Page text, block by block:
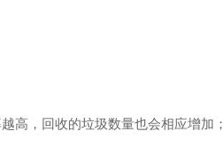
高，回收的垃圾数量也会相应增加；